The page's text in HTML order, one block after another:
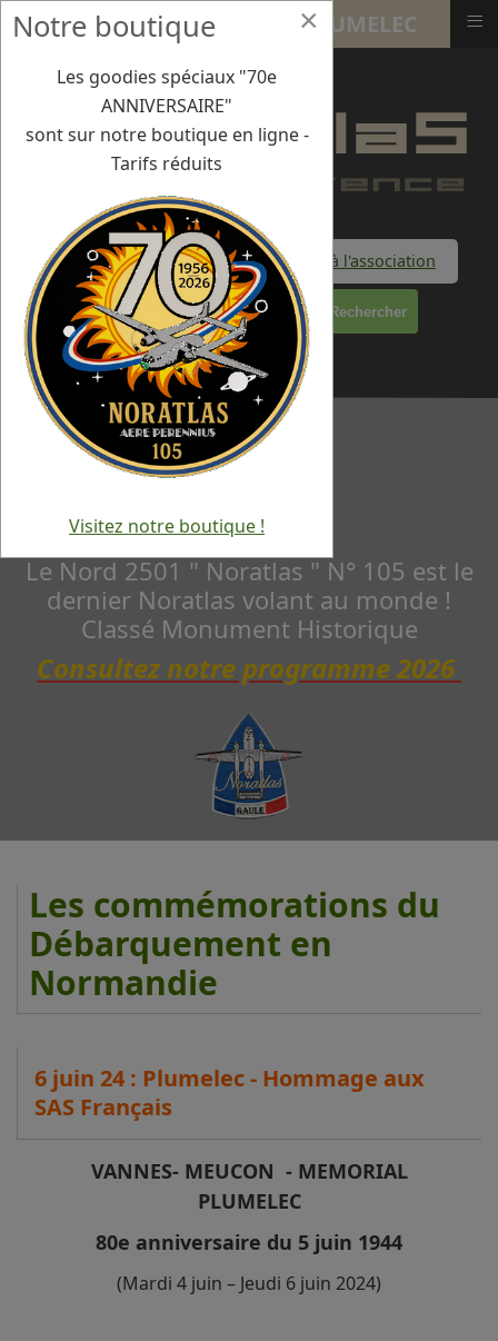
Faire un don à l'association
Rechercher
Le Nord 2501 " Noratlas " N° 105 est le
dernier Noratlas volant au monde !
Classé Monument Historique
Consultez notre programme 2026
Les commémorations du
Débarquement en
Normandie
6 juin 24 : Plumelec - Hommage aux
SAS Français
VANNES- MEUCON - MEMORIAL
PLUMELEC
80e anniversaire du 5 juin 1944
(Mardi 4 juin – Jeudi 6 juin 2024)
×
Notre boutique
Les goodies spéciaux "70e
ANNIVERSAIRE"
sont sur notre boutique en ligne -
Tarifs réduits
Visitez notre boutique !
5 juin 2024 : Mission SAS - PLUMELEC ≡